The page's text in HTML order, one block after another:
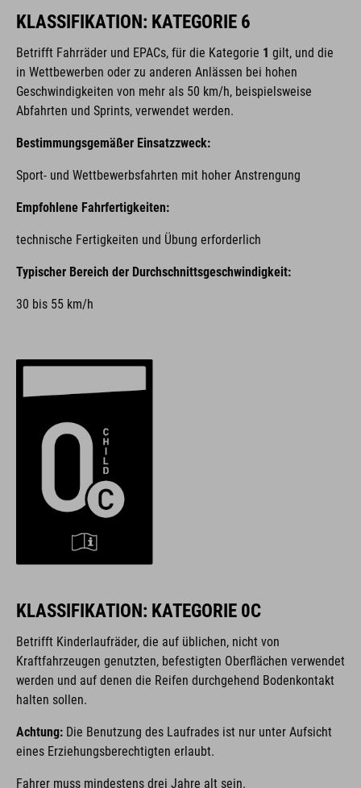
KLASSIFIKATION: KATEGORIE 6
Betrifft Fahrräder und EPACs, für die Kategorie 1 gilt, und die
in Wettbewerben oder zu anderen Anlässen bei hohen
Geschwindigkeiten von mehr als 50 km/h, beispielsweise
Abfahrten und Sprints, verwendet werden.
Bestimmungsgemäßer Einsatzzweck:
Sport- und Wettbewerbsfahrten mit hoher Anstrengung
Empfohlene Fahrfertigkeiten:
technische Fertigkeiten und Übung erforderlich
Typischer Bereich der Durchschnittsgeschwindigkeit:
30 bis 55 km/h
KLASSIFIKATION: KATEGORIE 0C
Betrifft Kinderlaufräder, die auf üblichen, nicht von
Kraftfahrzeugen genutzten, befestigten Oberflächen verwendet
werden und auf denen die Reifen durchgehend Bodenkontakt
halten sollen.
Achtung: Die Benutzung des Laufrades ist nur unter Aufsicht
eines Erziehungsberechtigten erlaubt.
Fahrer muss mindestens drei Jahre alt sein.